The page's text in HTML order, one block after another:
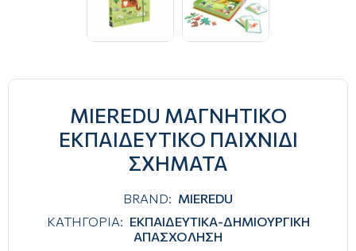
MIEREDU ΜΑΓΝΗΤΙΚΟ
ΕΚΠΑΙΔΕΥΤΙΚΟ ΠΑΙΧΝΙΔΙ
ΣΧΗΜΑΤΑ
BRAND: MIEREDU
ΚΑΤΗΓΟΡΙΑ: ΕΚΠΑΙΔΕΥΤΙΚΑ-ΔΗΜΙΟΥΡΓΙΚΗ
ΑΠΑΣΧΟΛΗΣΗ